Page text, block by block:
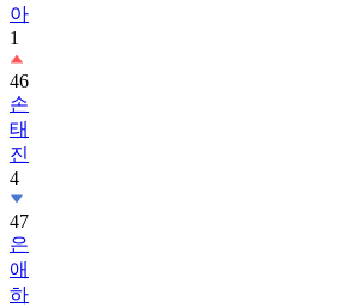
아
1
46
손
태
진
4
47
은
애
하